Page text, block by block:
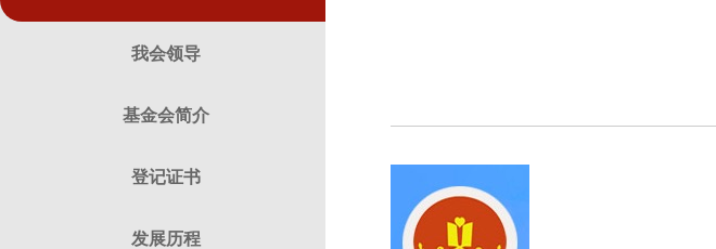
我会领导
基金会简介
登记证书
发展历程